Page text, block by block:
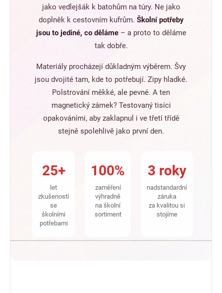
jako vedlejšák k batohům na túry. Ne jako
doplněk k cestovním kufrům. Školní potřeby
jsou to jediné, co děláme– a proto to děláme
tak dobře.
Materiály procházejí důkladným výběrem. Švy
jsou dvojité tam, kde to potřebují. Zipy hladké.
Polstrování měkké, ale pevné. A ten
magnetický zámek? Testovaný tisíci
opakováními, aby zaklapnul i ve třetí třídě
stejně spolehlivě jako první den.
25+
let
zkušeností
se
školními
potřebami
100%
zaměření
výhradně
na školní
sortiment
3 roky
nadstandardní
záruka
za kvalitou si
stojíme